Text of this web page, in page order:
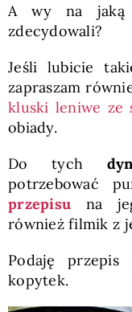
A wy na jaką
zdecydowali?
Jeśli lubicie
zapraszam
kluski leniwe ze
obiady.
Do tych
potrzebować
przepisu na
również filmik z
Podaję
kopytek.